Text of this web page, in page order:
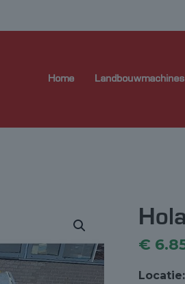
Home Landbouwmachines
€
Locatie: